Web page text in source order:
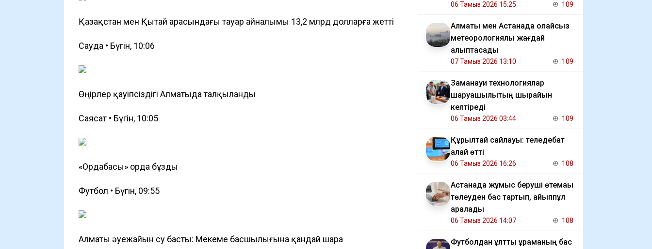
Қазақстан мен Қытай арасындағы тауар айналымы 13,2 млрд долларға жетті
Сауда • Бүгін, 10:06
Өңірлер қауіпсіздігі Алматыда талқыланды
Саясат • Бүгін, 10:05
«Ордабасы» орда бұзды
Футбол • Бүгін, 09:55
Алматы әуежайын су басты: Мекеме басшылығына қандай шара
06 Тамыз 2026 15:25 109
Алматы мен Астанада қолайсыз
метеорологиялық жағдай
қалыптасады
07 Тамыз 2026 13:10 109
Заманауи технологиялар
шаруашылықтың шырайын
келтіреді
06 Тамыз 2026 03:44 109
Құрылтай сайлауы: теледебат
қалай өтті
06 Тамыз 2026 16:26 108
Астанада жұмыс беруші өтемақы
төлеуден бас тартып, айыппұл
арқалады
06 Тамыз 2026 14:07 108
Футболдан ұлттық құраманың бас